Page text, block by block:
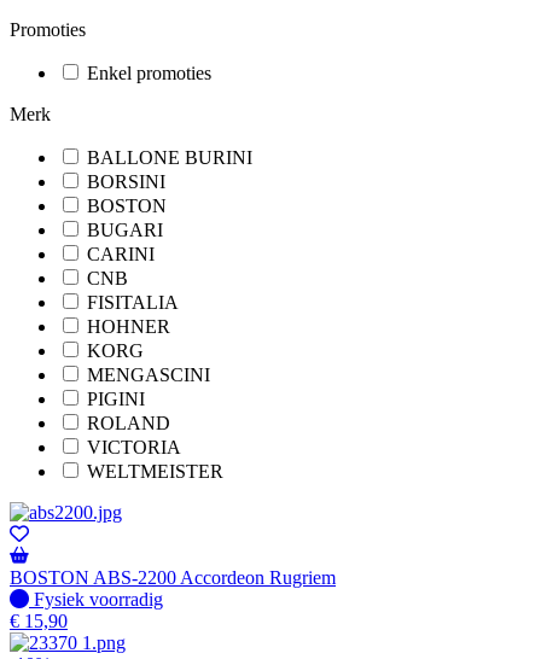
Promoties
Enkel promoties
Merk
BALLONE BURINI
BORSINI
BOSTON
BUGARI
CARINI
CNB
FISITALIA
HOHNER
KORG
MENGASCINI
PIGINI
ROLAND
VICTORIA
WELTMEISTER
BOSTON ABS-2200 Accordeon Rugriem
Fysiek voorradig
Fysiek voorradig
€ 15,90